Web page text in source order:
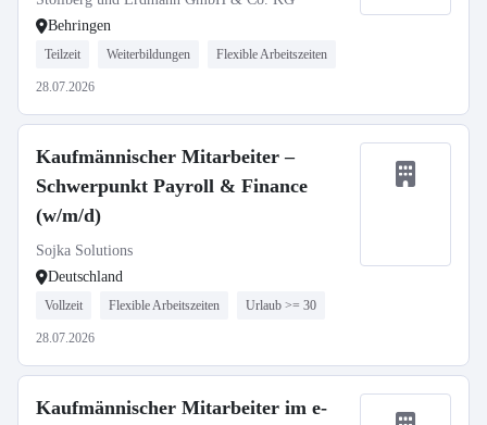
Behringen
Teilzeit Weiterbildungen Flexible Arbeitszeiten
28.07.2026
Kaufmännischer Mitarbeiter –
Schwerpunkt Payroll & Finance
(w/m/d)
Sojka Solutions
Deutschland
Vollzeit Flexible Arbeitszeiten Urlaub >= 30
28.07.2026
Kaufmännischer Mitarbeiter im e-